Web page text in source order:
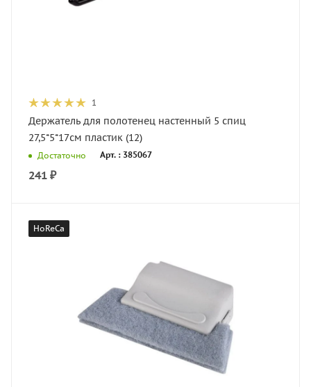
1
Держатель для полотенец настенный 5 спиц
27,5*5*17см пластик (12)
Достаточно Арт. : 385067
241 ₽
HoReCa